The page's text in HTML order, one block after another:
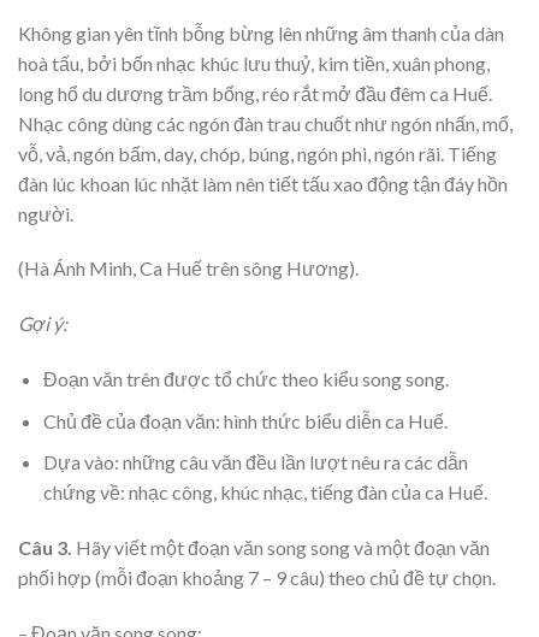
Không gian yên tĩnh bỗng bừng lên những âm thanh của dàn
hoà tấu, bởi bốn nhạc khúc lưu thuỷ, kim tiền, xuân phong,
long hổ du dương trầm bổng, réo rắt mở đầu đêm ca Huế.
Nhạc công dùng các ngón đàn trau chuốt như ngón nhấn, mổ,
vỗ, vả, ngón bấm, day, chóp, búng, ngón phi, ngón rãi. Tiếng
đàn lúc khoan lúc nhặt làm nên tiết tấu xao động tận đáy hồn
người.
(Hà Ánh Minh, Ca Huế trên sông Hương).
Gợi ý:
Đoạn văn trên được tổ chức theo kiểu song song.
Chủ đề của đoạn văn: hình thức biểu diễn ca Huế.
Dựa vào: những câu văn đều lần lượt nêu ra các dẫn
chứng về: nhạc công, khúc nhạc, tiếng đàn của ca Huế.
Câu 3. Hãy viết một đoạn văn song song và một đoạn văn
phối hợp (mỗi đoạn khoảng 7 – 9 câu) theo chủ đề tự chọn.